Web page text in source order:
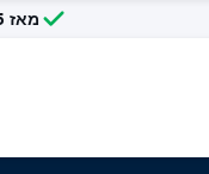
מאז 2005